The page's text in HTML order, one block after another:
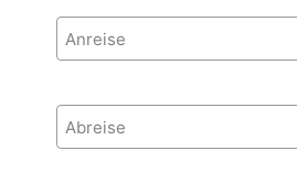
Anreise
Abreise